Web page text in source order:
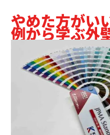
やめた方がい
例から学ぶ外